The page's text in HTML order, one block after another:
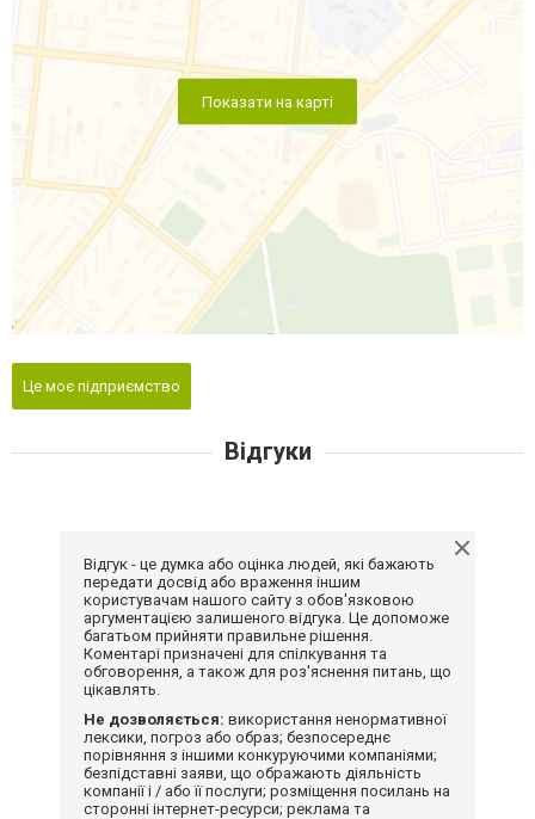
Показати на карті
Це моє підприємство
Відгуки
Відгук - це думка або оцінка людей, які бажають
передати досвід або враження іншим
користувачам нашого сайту з обов'язковою
аргументацією залишеного відгука. Це допоможе
багатьом прийняти правильне рішення.
Коментарі призначені для спілкування та
обговорення, а також для роз'яснення питань, що
цікавлять.
Не дозволяється: використання ненормативної
лексики, погроз або образ; безпосереднє
порівняння з іншими конкуруючими компаніями;
безпідставні заяви, що ображають діяльність
компанії і / або її послуги; розміщення посилань на
сторонні інтернет-ресурси; реклама та